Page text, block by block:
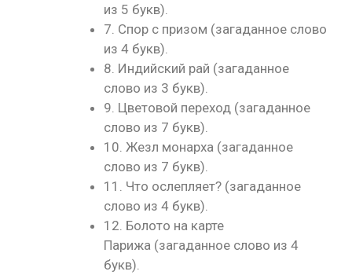
из 5 букв).
7. Спор с призом (загаданное слово
из 4 букв).
8. Индийский рай (загаданное
слово из 3 букв).
9. Цветовой переход (загаданное
слово из 7 букв).
10. Жезл монарха (загаданное
слово из 7 букв).
11. Что ослепляет? (загаданное
слово из 4 букв).
12. Болото на карте
Парижа (загаданное слово из 4
букв).